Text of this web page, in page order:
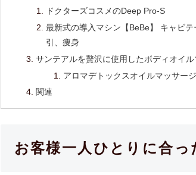
ドクターズコスメのDeep Pro-S
最新式の導入マシン【BeBe】 キャビ
引、痩身
サンテアルを贅沢に使用したボディオイ
アロマデトックスオイルマッサージ
関連
お客様一人ひとりに合